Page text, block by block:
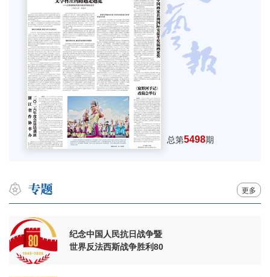
总第5498期
更多
纪念中国人民抗日战争暨
世界反法西斯战争胜利80